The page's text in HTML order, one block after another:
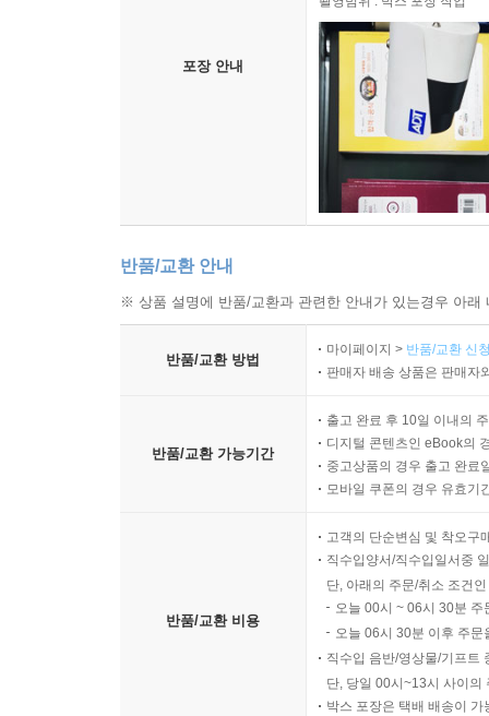
포장 안내
반품/교환 안내
※ 상품 설명에 반품/교환과 관련한 안내가 있는경우 아
반품/교환 방법
마이페이지 > 반품/교환 신
판매자 배송 상품은 판매자
반품/교환 가능기간
출고 완료 후 10일 이내의
디지털 콘텐츠인 eBook의
중고상품의 경우 출고 완료
모바일 쿠폰의 경우 유효기
반품/교환 비용
고객의 단순변심 및 착오구
직수입양서/직수입일서중
단, 아래의 주문/취소 조건
오늘 00시 ~ 06시 30분
오늘 06시 30분 이후 주
직수입 음반/영상물/기프트
단, 당일 00시~13시 사이의
박스 포장은 택배 배송이